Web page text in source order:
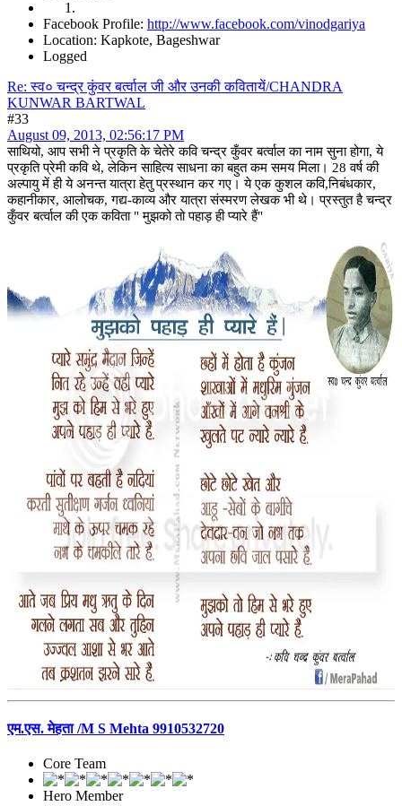
Facebook Profile: http://www.facebook.com/vinodgariya
Location: Kapkote, Bageshwar
Logged
Re: स्व० चन्द्र कुंवर बर्त्वाल जी और उनकी कवितायें/CHANDRA
KUNWAR BARTWAL
#33
August 09, 2013, 02:56:17 PM
साथियो, आप सभी ने प्रकृति के चेतेरे कवि चन्द्र कुँवर बर्त्वाल का नाम सुना होगा, ये
प्रकृति प्रेमी कवि थे, लेकिन साहित्य साधना का बहुत कम समय मिला। 28 वर्ष की
अल्पायु में ही ये अनन्त यात्रा हेतु प्रस्थान कर गए। ये एक कुशल कवि,निबंधकार,
कहानीकार, आलोचक, गद्य-काव्य और यात्रा संस्मरण लेखक भी थे। प्रस्तुत है चन्द्र
कुँवर बर्त्वाल की एक कविता " मुझको तो पहाड़ ही प्यारे हैं"
एम.एस. मेहता /M S Mehta 9910532720
Core Team
Hero Member